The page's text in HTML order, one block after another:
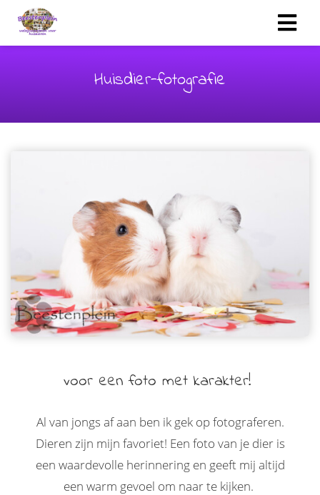
Huisdier-fotografie
voor een foto met karakter!
Al van jongs af aan ben ik gek op fotograferen.
Dieren zijn mijn favoriet! Een foto van je dier is
een waardevolle herinnering en geeft mij altijd
een warm gevoel om naar te kijken.